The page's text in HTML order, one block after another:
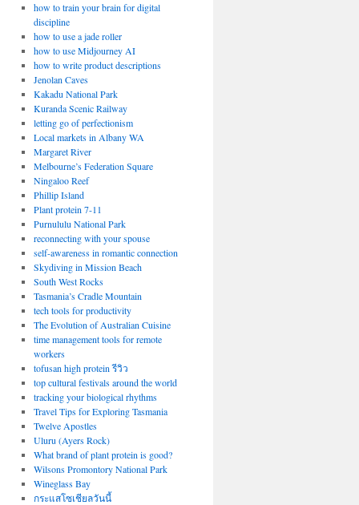
how to train your brain for digital
discipline
how to use a jade roller
how to use Midjourney AI
how to write product descriptions
Jenolan Caves
Kakadu National Park
Kuranda Scenic Railway
letting go of perfectionism
Local markets in Albany WA
Margaret River
Melbourne’s Federation Square
Ningaloo Reef
Phillip Island
Plant protein 7-11
Purnululu National Park
reconnecting with your spouse
self-awareness in romantic connection
Skydiving in Mission Beach
South West Rocks
Tasmania’s Cradle Mountain
tech tools for productivity
The Evolution of Australian Cuisine
time management tools for remote
workers
tofusan high protein รีวิว
top cultural festivals around the world
tracking your biological rhythms
Travel Tips for Exploring Tasmania
Twelve Apostles
Uluru (Ayers Rock)
What brand of plant protein is good?
Wilsons Promontory National Park
Wineglass Bay
กระแสโซเชียลวันนี้